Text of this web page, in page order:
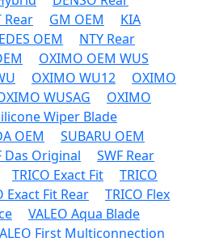
Rear GM OEM
KIA
OEM
NTY Rear
OXIMO OEM WUS
OXIMO WU12
OXIMO
WUSAG
OXIMO
Wiper Blade
OEM
SUBARU OEM
Das Original
SWF Rear
TRICO Exact Fit
TRICO
Exact Fit Rear
TRICO Flex
VALEO Aqua Blade
First Multiconnection